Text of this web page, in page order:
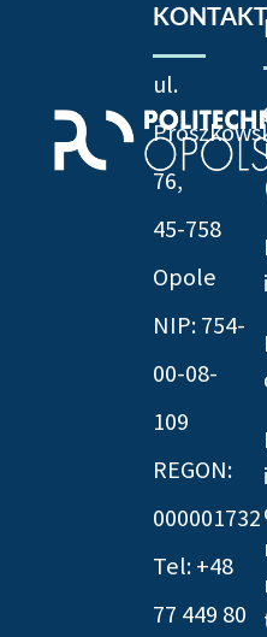
KONTAKT
ul.
76,
45-758
Opole
NIP: 754-
00-08-
109
REGON:
000001732
Tel: +48
77 449 80